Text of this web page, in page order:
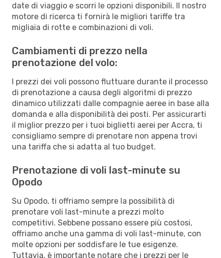
date di viaggio e scorri le opzioni disponibili. Il nostro
motore di ricerca ti fornirà le migliori tariffe tra
migliaia di rotte e combinazioni di voli.
Cambiamenti di prezzo nella
prenotazione del volo:
I prezzi dei voli possono fluttuare durante il processo
di prenotazione a causa degli algoritmi di prezzo
dinamico utilizzati dalle compagnie aeree in base alla
domanda e alla disponibilità dei posti. Per assicurarti
il miglior prezzo per i tuoi biglietti aerei per Accra, ti
consigliamo sempre di prenotare non appena trovi
una tariffa che si adatta al tuo budget.
Prenotazione di voli last-minute su
Opodo
Su Opodo, ti offriamo sempre la possibilità di
prenotare voli last-minute a prezzi molto
competitivi. Sebbene possano essere più costosi,
offriamo anche una gamma di voli last-minute, con
molte opzioni per soddisfare le tue esigenze.
Tuttavia, è importante notare che i prezzi per le